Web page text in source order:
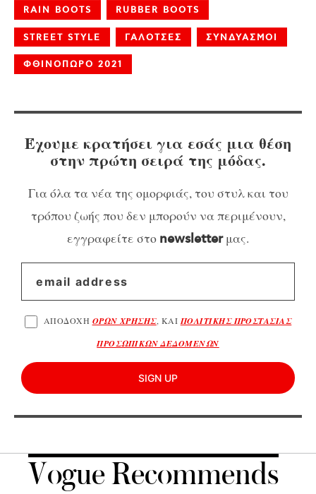
RAIN BOOTS RUBBER BOOTS
STREET STYLE ΓΑΛΟΤΣΕΣ ΣΥΝΔΥΑΣΜΟΙ
ΦΘΙΝΟΠΩΡΟ 2021
Έχουμε κρατήσει για εσάς μια θέση
στην πρώτη σειρά της μόδας.
Για όλα τα νέα της ομορφιάς, του στυλ και του
τρόπου ζωής που δεν μπορούν να περιμένουν,
εγγραφείτε στο newsletterμας.
ΑΠΟΔΟΧΗ ΟΡΩΝ ΧΡΗΣΗΣ, ΚΑΙ ΠΟΛΙΤΙΚΗΣ ΠΡΟΣΤΑΣΙΑΣ
ΠΡΟΣΩΠΙΚΩΝ ΔΕΔΟΜΕΝΩΝ
SIGN UP
Vogue Recommends